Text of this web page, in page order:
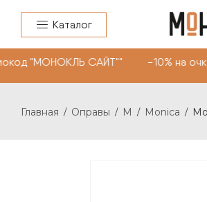
Каталог
"МОНОКЛЬ САЙТ"" -10% на
Главная / Оправы / M / Monica /